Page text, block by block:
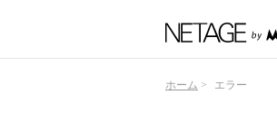
ホーム エラー